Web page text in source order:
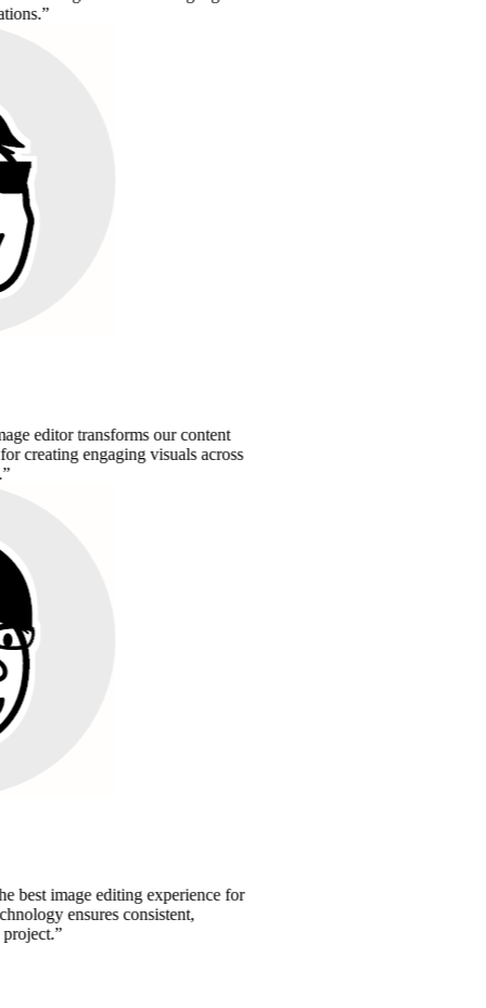
transforms our content
engaging visuals across
editing experience for
ensures consistent,